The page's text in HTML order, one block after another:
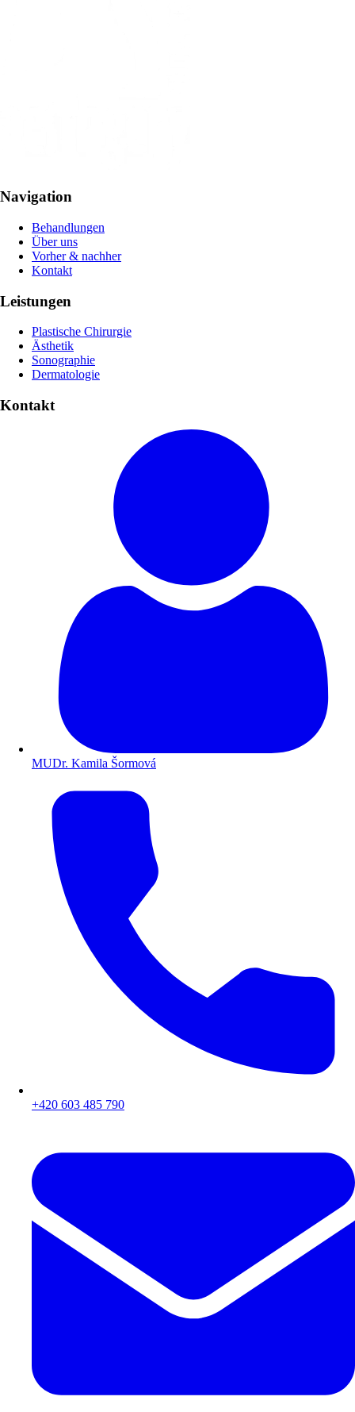
Navigation
Behandlungen
Über uns
Vorher & nachher
Kontakt
Leistungen
Plastische Chirurgie
Ästhetik
Sonographie
Dermatologie
Kontakt
MUDr. Kamila Šormová
+420 603 485 790